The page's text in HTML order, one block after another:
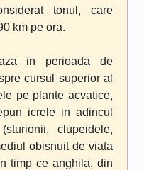
tonul, care
km pe ora.
in perioada de
cursul superior al
pe plante acvatice,
icrele in adincul
clupeidele,
obisnuit de viata
timp ce anghila, din